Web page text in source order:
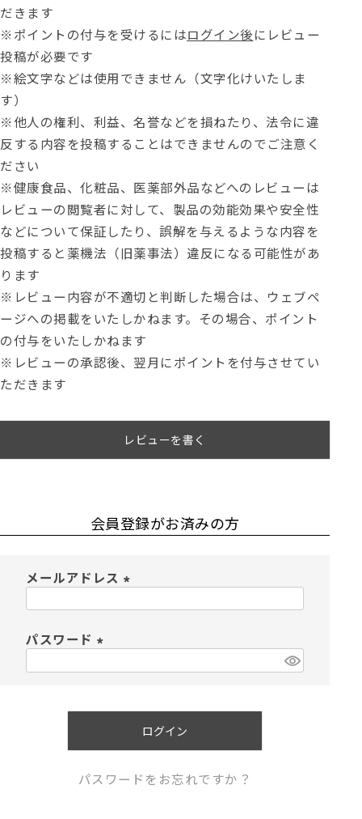
だきます
※ポイントの付与を受けるにはログイン後にレビュー
投稿が必要です
※絵文字などは使用できません（文字化けいたしま
す）
※他人の権利、利益、名誉などを損ねたり、法令に違
反する内容を投稿することはできませんのでご注意く
ださい
※健康食品、化粧品、医薬部外品などへのレビューは
レビューの閲覧者に対して、製品の効能効果や安全性
などについて保証したり、誤解を与えるような内容を
投稿すると薬機法（旧薬事法）違反になる可能性があ
ります
※レビュー内容が不適切と判断した場合は、ウェブペ
ージへの掲載をいたしかねます。その場合、ポイント
の付与をいたしかねます
※レビューの承認後、翌月にポイントを付与させてい
ただきます
レビューを書く
会員登録がお済みの方
メールアドレス
パスワード
ログイン
パスワードをお忘れですか？